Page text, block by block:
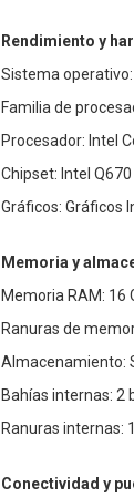
Rendimiento y
Sistema
Familia de
Procesador: Intel
Chipset: Intel
Gráficos: Gráficos
Memoria y
Memoria RAM: 16
Ranuras de
Almacenamiento:
Bahías internas: 2
Ranuras internas:
Conectividad y